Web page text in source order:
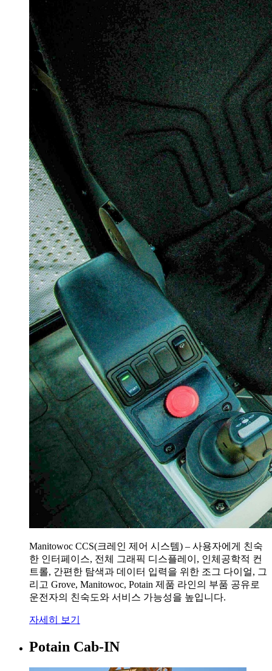
Manitowoc CCS(크레인 제어 시스템) – 사용자에게 친숙
한 인터페이스, 전체 그래픽 디스플레이, 인체공학적 컨
트롤, 간편한 탐색과 데이터 입력을 위한 조그 다이얼, 그
리고 Grove, Manitowoc, Potain 제품 라인의 부품 공유로
운전자의 친숙도와 서비스 가능성을 높입니다.
자세히 보기
Potain Cab-IN